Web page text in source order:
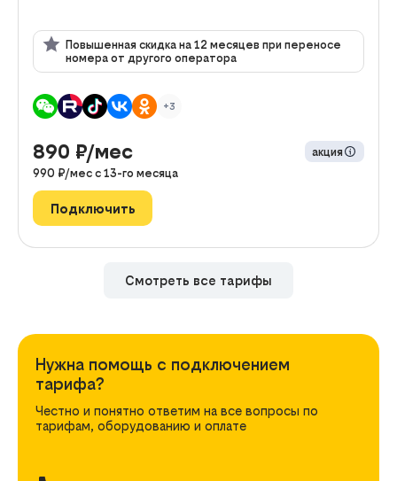
Повышенная скидка на 12 месяцев при переносе
номера от другого оператора
+3
890 ₽/мес
акция
990 ₽/мес с 13-го месяца
Подключить
Смотреть все тарифы
Нужна помощь с подключением
тарифа?
Честно и понятно ответим на все вопросы по
тарифам, оборудованию и оплате